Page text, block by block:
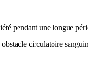
pendant une longue
circulatoire